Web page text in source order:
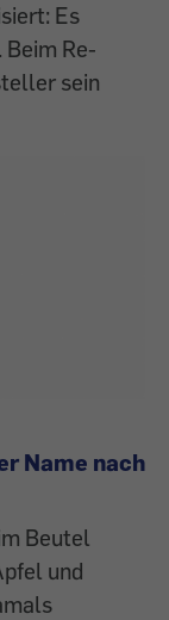
Es
Re-
sein
Name nach
Beutel
und